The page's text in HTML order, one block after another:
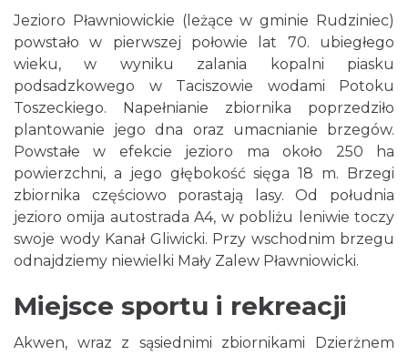
Jezioro Pławniowickie (leżące w gminie Rudziniec)
powstało w pierwszej połowie lat 70. ubiegłego
wieku, w wyniku zalania kopalni piasku
podsadzkowego w Taciszowie wodami Potoku
Toszeckiego. Napełnianie zbiornika poprzedziło
plantowanie jego dna oraz umacnianie brzegów.
Powstałe w efekcie jezioro ma około 250 ha
powierzchni, a jego głębokość sięga 18 m. Brzegi
zbiornika częściowo porastają lasy. Od południa
jezioro omija autostrada A4, w pobliżu leniwie toczy
swoje wody Kanał Gliwicki. Przy wschodnim brzegu
odnajdziemy niewielki Mały Zalew Pławniowicki.
Miejsce sportu i rekreacji
Akwen, wraz z sąsiednimi zbiornikami Dzierżnem